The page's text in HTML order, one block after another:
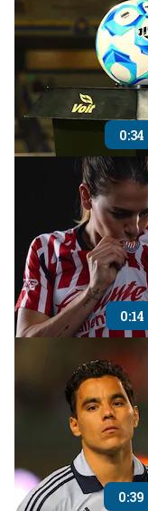
0:34
0:14
0:39